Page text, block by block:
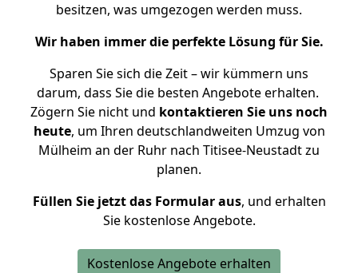
besitzen, was umgezogen werden muss.
Wir haben immer die perfekte Lösung für Sie.
Sparen Sie sich die Zeit – wir kümmern uns
darum, dass Sie die besten Angebote erhalten.
Zögern Sie nicht und kontaktieren Sie uns noch
heute, um Ihren deutschlandweiten Umzug von
Mülheim an der Ruhr nach Titisee-Neustadt zu
planen.
Füllen Sie jetzt das Formular aus, und erhalten
Sie kostenlose Angebote.
Kostenlose Angebote erhalten